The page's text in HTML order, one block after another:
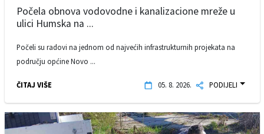
Počela obnova vodovodne i kanalizacione mreže u
ulici Humska na ...
Počeli su radovi na jednom od najvećih infrastrukturnih projekata na
području općine Novo ...
ČITAJ VIŠE 05. 8. 2026. PODIJELI